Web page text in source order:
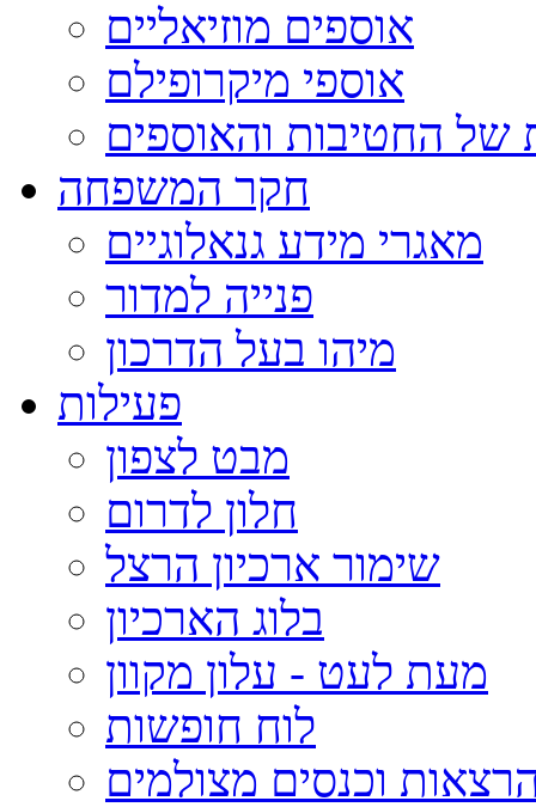
אוספים מוזיאליים
אוספי מיקרופילם
של החטיבות והאוספים
חקר המשפחה
מאגרי מידע גנאלוגיים
פנייה למדור
מיהו בעל הדרכון
פעילות
מבט לצפון
חלון לדרום
שימור ארכיון הרצל
בלוג הארכיון
מעת לעט - עלון מקוון
לוח חופשות
וכנסים מצולמים